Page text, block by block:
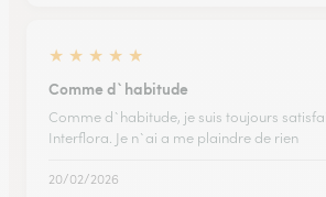
★ ★ ★ ★ ★
Comme d`habitude
Comme d`habitude, je suis toujours
Interflora. Je n`ai a me plaindre de rien
20/02/2026